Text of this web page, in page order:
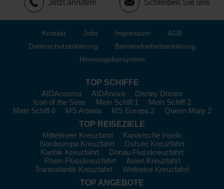
Jetzt anrufen! Schreiben Sie uns
Kontakt Jobs Impressum
AGB
Datenschutzerklärung
Barrierefreiheitserklärung
Hinweisgebersystem
TOP SCHIFFE
AIDAcosma
AIDAnova
Disney Dream
Icon of the Seas
Mein Schiff 1
Mein Schiff 2
Mein Schiff 6
MS Artania MS Europa 2
Queen Mary 2
TOP REISEZIELE
Mittelmeer Kreuzfahrt
Kanarische Inseln
Nordeuropa Kreuzfahrt
Ostsee Kreuzfahrt
Karibik Kreuzfahrt
Donau Flusskreuzfahrt
Rhein Flusskreuzfahrt
Asien Kreuzfahrt
Transatlantik Kreuzfahrt
Weltreise Kreuzfahrt
TOP ANGEBOTE